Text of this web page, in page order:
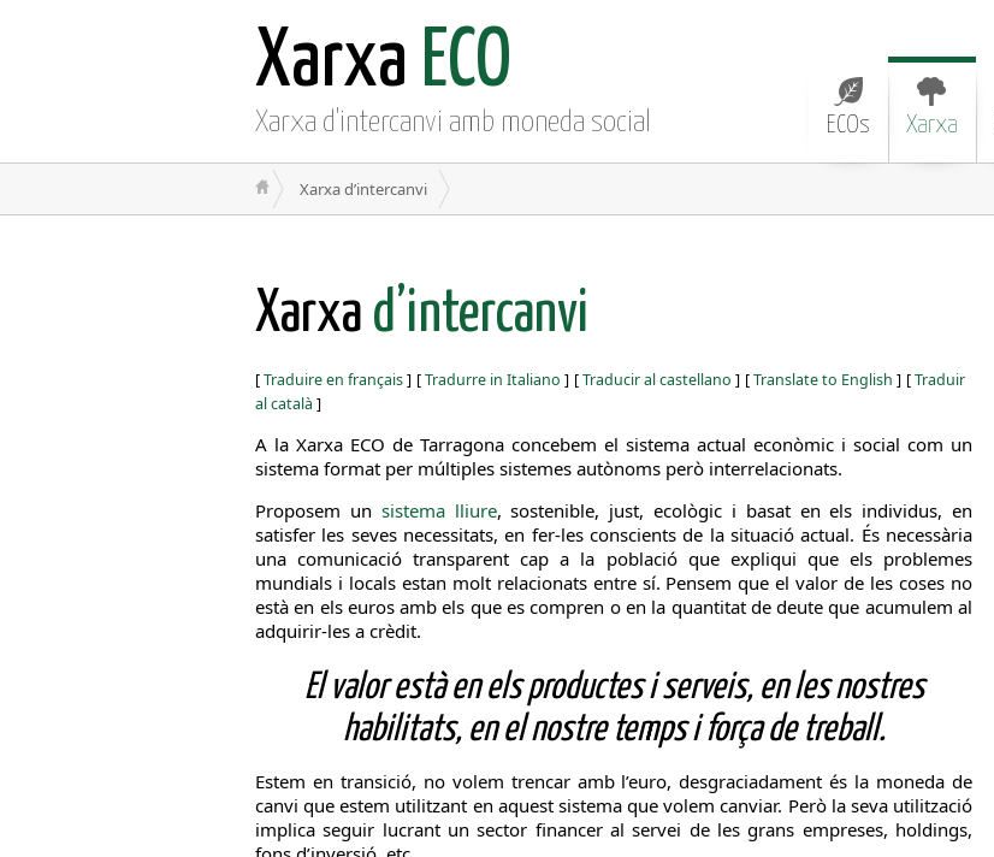
Xarxa ECO
Xarxa d'intercanvi amb moneda social ECOs Xarxa
Xarxa d’intercanvi
Xarxa d’intercanvi
[Traduire en français] [Tradurre in Italiano ] [Traducir al castellano ] [Translate to English ] [Traduir
al català ]
A la Xarxa ECO de Tarragona concebem el sistema actual econòmic i social com un
sistema format per múltiples sistemes autònoms però interrelacionats.
Proposem un sistema lliure, sostenible, just, ecològic i basat en els individus, en
satisfer les seves necessitats, en fer-les conscients de la situació actual. És necessària
una comunicació transparent cap a la població que expliqui que els problemes
mundials i locals estan molt relacionats entre sí. Pensem que el valor de les coses no
està en els euros amb els que es compren o en la quantitat de deute que acumulem al
adquirir-les a crèdit.
El valor està en els productes i serveis, en les nostres
habilitats, en el nostre temps i força de treball.
Estem en transició, no volem trencar amb l’euro, desgraciadament és la moneda de
canvi que estem utilitzant en aquest sistema que volem canviar. Però la seva utilització
implica seguir lucrant un sector financer al servei de les grans empreses, holdings,